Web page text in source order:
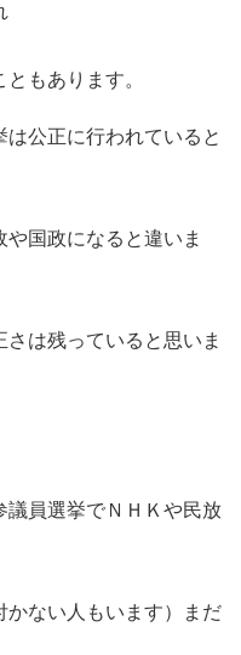
もあります。
公正に行われていると
国政になると違いま
は残っていると思いま
議員選挙でＮＨＫや民放
かない人もいます）まだ